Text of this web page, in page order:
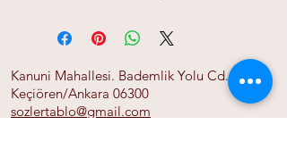
Kanuni Mahallesi. Bademlik Yolu Cd. 118/A
Keçiören/Ankara 06300
sozlertablo@gmail.com